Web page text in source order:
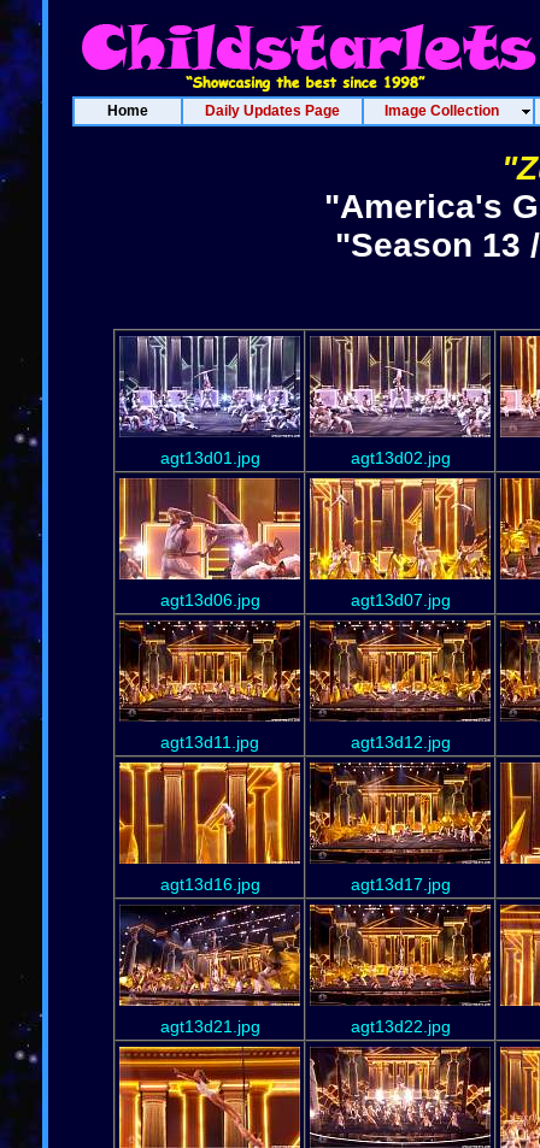
Home Daily Updates Page Image Collection
"America's
"Season 13
agt13d01.jpg agt13d02.jpg
agt13d06.jpg agt13d07.jpg
agt13d11.jpg agt13d12.jpg
agt13d16.jpg agt13d17.jpg
agt13d21.jpg agt13d22.jpg